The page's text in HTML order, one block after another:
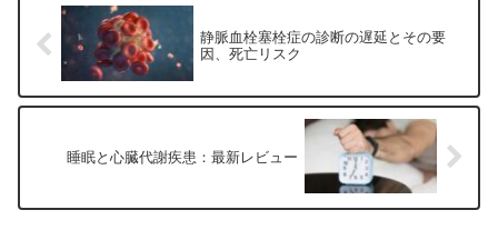
静脈血栓塞栓症の診断の遅延とその要
因、死亡リスク
睡眠と心臓代謝疾患：最新レビュー